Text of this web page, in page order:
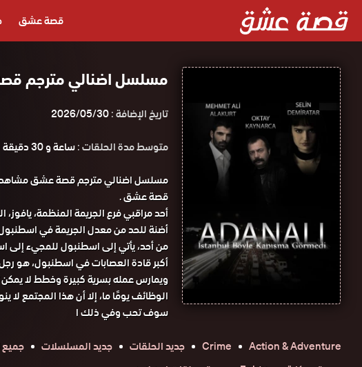
قصة عشق
مسلسل اضنالي مترجم
تاريخ الإضافة :2026/05/30
متوسط مدة الحلقات :ساعة و 30 دقيقة
مسلسل اضنالي مترجم قصة عشق
قصة عشق .
أحد مراقبي فرع الجريمة المنظمة،
أضنة للحد من معدل الجريمة في
من أحد، يأتي إلى اسطنبول للمجيء إلى
أكبر قادة العصابات في اسطنبول، هو
ويمارس عمله بسرية كبيرة وخطط لا
الوظائف يومًا ما، إلا أن هذا المجتمع لا
سوف تحب وفي ذلك ا
Action & Adventure
Crime جديد الحلقات جديد المسلسلات جميع